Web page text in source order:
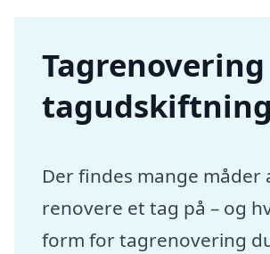
Der findes mange måder
renovere et tag på – og
form for tagrenovering